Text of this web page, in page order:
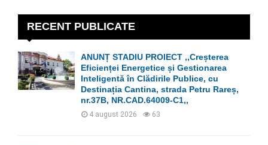
r
:
E
A
C
RECENT PUBLICATE
ANUNȚ STADIU PROIECT ,,Creșterea
Eficienței Energetice și Gestionarea
Inteligentă în Clădirile Publice, cu
Destinația Cantina, strada Petru Rareș,
nr.37B, NR.CAD.64009-C1,,
4 august 2026 63